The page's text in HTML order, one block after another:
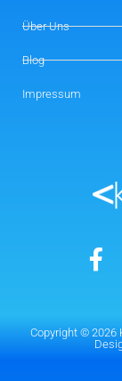
Über Uns
Blog
Impressum
Copyright © 2026